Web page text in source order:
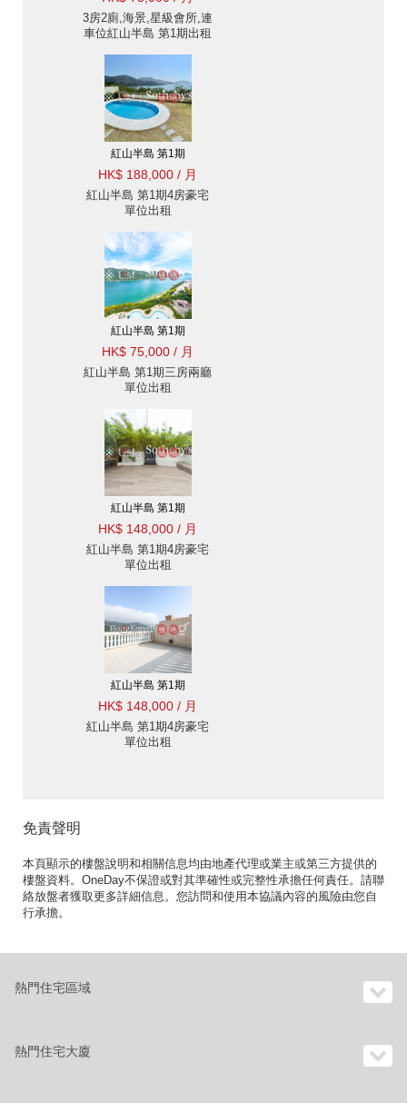
3房2廁,海景,星級會所,連
車位紅山半島 第1期出租
紅山半島 第1期
HK$ 188,000 / 月
紅山半島 第1期4房豪宅
單位出租
紅山半島 第1期
HK$ 75,000 / 月
紅山半島 第1期三房兩廳
單位出租
紅山半島 第1期
HK$ 148,000 / 月
紅山半島 第1期4房豪宅
單位出租
紅山半島 第1期
HK$ 148,000 / 月
紅山半島 第1期4房豪宅
單位出租
免責聲明
本頁顯示的樓盤說明和相關信息均由地產代理或業主或第三方提供的
樓盤資料。OneDay不保證或對其準確性或完整性承擔任何責任。請聯
絡放盤者獲取更多詳細信息。您訪問和使用本協議內容的風險由您自
行承擔。
熱門住宅區域
熱門住宅大廈